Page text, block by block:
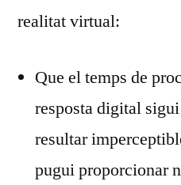
realitat virtual:
Que el temps de
resposta digital
resultar
pugui proporcionar